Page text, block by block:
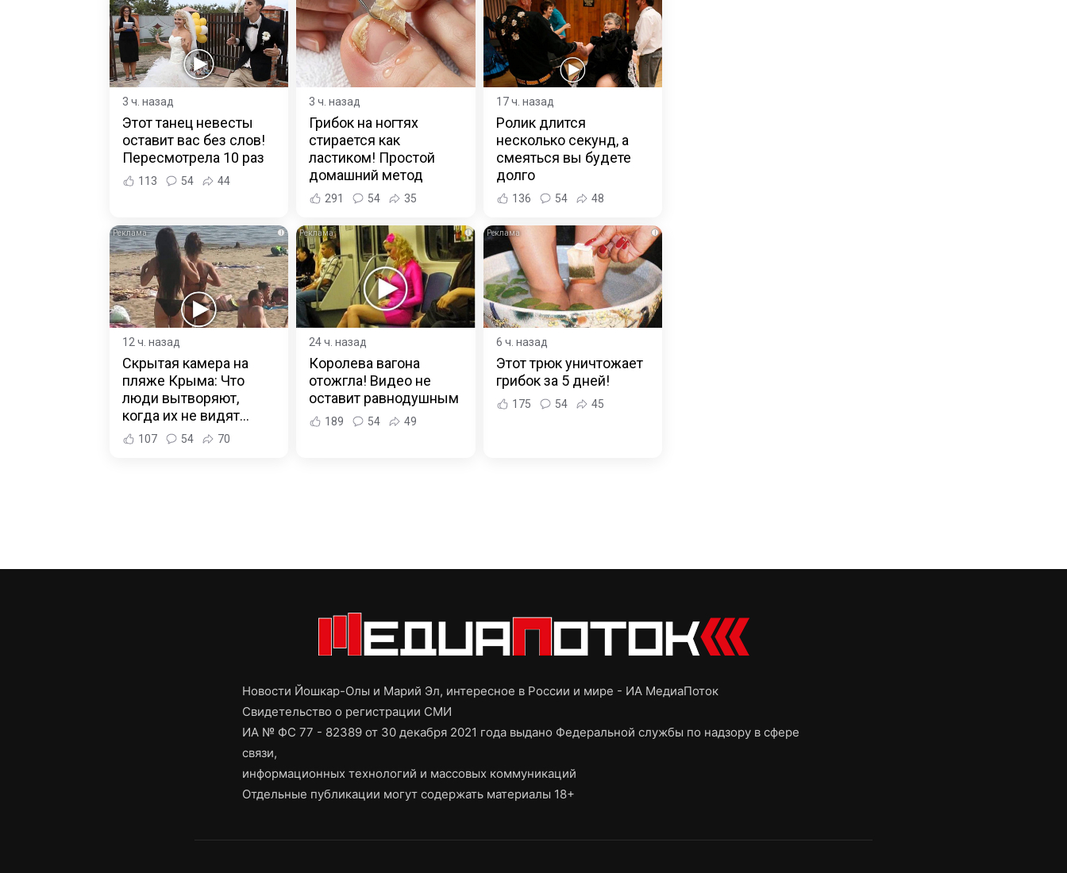
3 ч. назад
Этот танец невесты
оставит вас без слов!
Пересмотрела 10 раз
113 54 44
3 ч. назад
Грибок на ногтях
стирается как
ластиком! Простой
домашний метод
291 54 35
17 ч. назад
Ролик длится
несколько секунд, а
смеяться вы будете
долго
136 54 48
i
12 ч. назад
Скрытая камера на
пляже Крыма: Что
люди вытворяют,
когда их не видят...
107 54 70
i
24 ч. назад
Королева вагона
отожгла! Видео не
оставит равнодушным
189 54 49
i
6 ч. назад
Этот трюк уничтожает
грибок за 5 дней!
175 54 45
Новости Йошкар-Олы и Марий Эл, интересное в России и мире - ИА МедиаПоток
Свидетельство о регистрации СМИ
ИА № ФС 77 - 82389 от 30 декабря 2021 года выдано Федеральной службы по надзору в сфере
связи,
информационных технологий и массовых коммуникаций
Отдельные публикации могут содержать материалы 18+